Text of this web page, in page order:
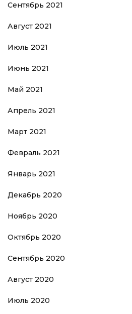
Сентябрь 2021
Август 2021
Июль 2021
Июнь 2021
Май 2021
Апрель 2021
Март 2021
Февраль 2021
Январь 2021
Декабрь 2020
Ноябрь 2020
Октябрь 2020
Сентябрь 2020
Август 2020
Июль 2020